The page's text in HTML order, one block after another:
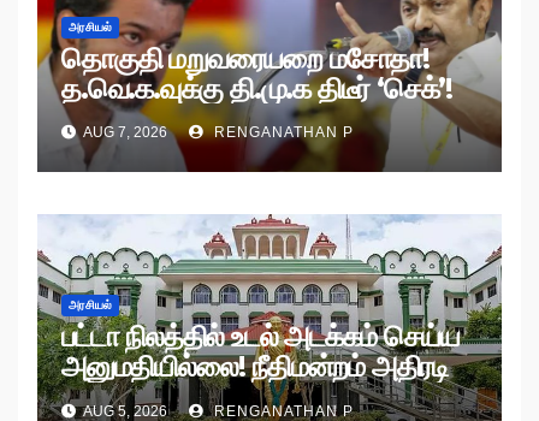
அரசியல்
தொகுதி மறுவரையறை மசோதா!
த.வெ.க.வுக்கு தி.மு.க திடீர் ‘செக்’!
AUG 7, 2026 RENGANATHAN P
அரசியல்
பட்டா நிலத்தில் உடல் அடக்கம் செய்ய
அனுமதியில்லை! நீதிமன்றம் அதிரடி
உத்தரவு!
AUG 5, 2026 RENGANATHAN P